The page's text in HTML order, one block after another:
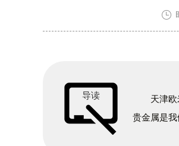

导读
天津欧米
贵金属是我